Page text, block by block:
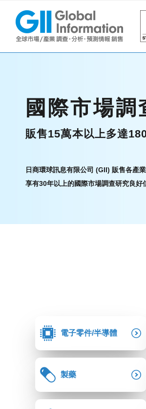
國際市場
販售15萬本以上多達
日商環球訊息有限公司 (GII) 販售各產
享有30年以上的國際市場調查研究良好
電子零件/半導體
製藥